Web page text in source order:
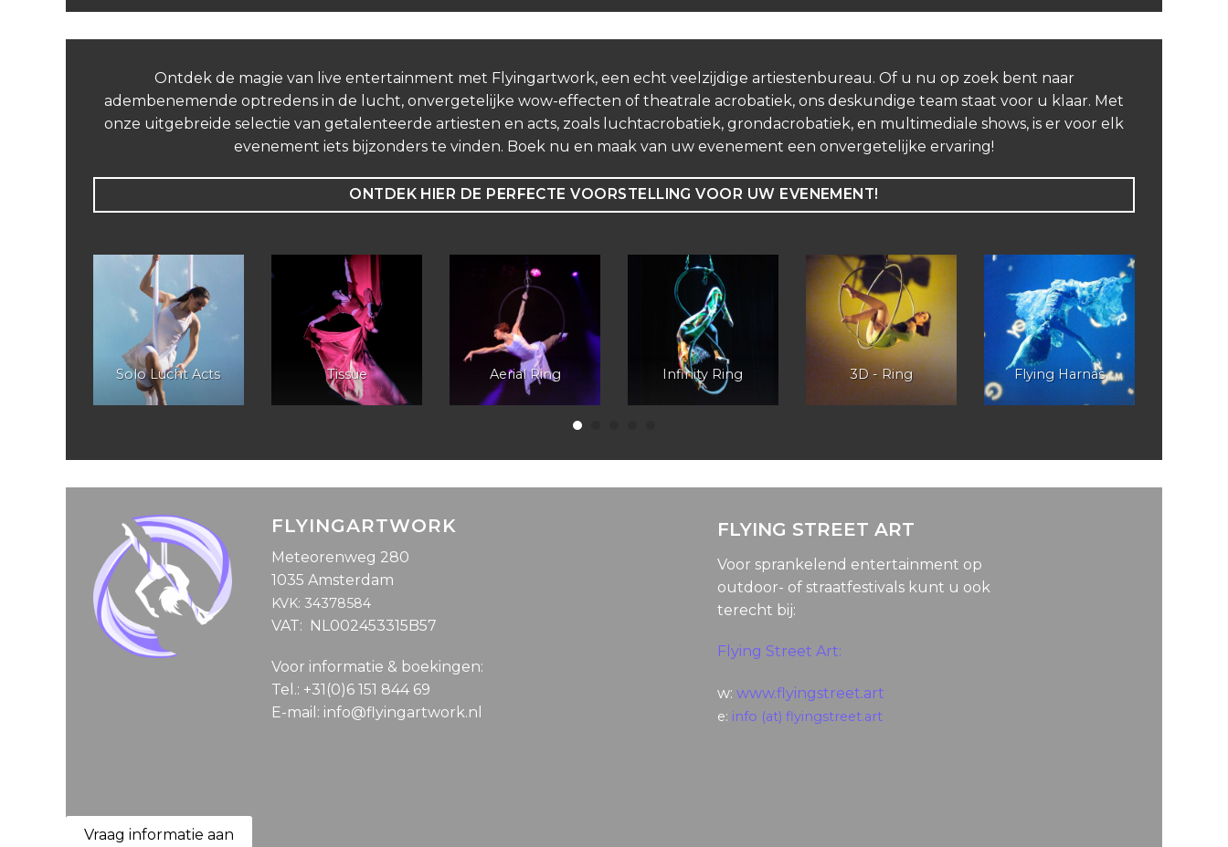
Ontdek de magie van live entertainment met Flyingartwork, een echt veelzijdige artiestenbureau. Of u nu op zoek bent naar
adembenemende optredens in de lucht, onvergetelijke wow-effecten of theatrale acrobatiek, ons deskundige team staat voor u klaar. Met
onze uitgebreide selectie van getalenteerde artiesten en acts, zoals luchtacrobatiek, grondacrobatiek, en multimediale shows, is er voor elk
evenement iets bijzonders te vinden. Boek nu en maak van uw evenement een onvergetelijke ervaring!
ONTDEK HIER DE PERFECTE VOORSTELLING VOOR UW EVENEMENT!
Solo Lucht Acts Tissue Aerial Ring Infinity Ring 3D - Ring Flying Harnas
FLYINGARTWORK
Meteorenweg 280
1035 Amsterdam
KVK: 34378584
VAT: NL002453315B57
Voor informatie & boekingen:
Tel.: +31(0)6 151 844 69
E-mail: info@flyingartwork.nl
FLYING STREET ART
Voor sprankelend entertainment op
outdoor- of straatfestivals kunt u ook
terecht bij:
Flying Street Art:
w: www.flyingstreet.art
e: info (at) flyingstreet.art
Vraag informatie aan